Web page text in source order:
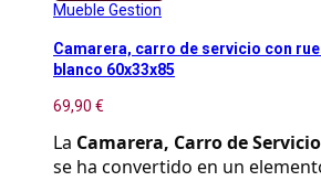
Mueble Gestion
Camarera, carro de servicio con
blanco 60x33x85
69,90 €
La Camarera, Carro de
se ha convertido en un